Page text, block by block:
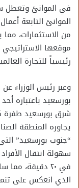
في الموانئ وتعطل
الموانئ التابعة
من الاستثمارات،
موقعها
رئيسياً للتجارة
وعبر رئيس الوزراء
بورسعيد باعتباره
شرق بورسعيد طفرة
“جنوب بورسعيد”
سهولة انتقال
في ٢٠ دقيقة،
الذي انعكس على